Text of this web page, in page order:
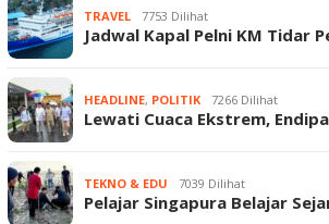
TRAVEL 7753 Dilihat
Jadwal Kapal Pelni KM Tidar
HEADLINE, POLITIK 7266 Dilihat
Lewati Cuaca Ekstrem,
TEKNO & EDU 7039 Dilihat
Pelajar Singapura Belajar